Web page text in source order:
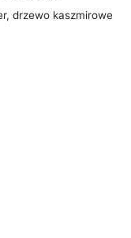
drzewo kaszmirowe